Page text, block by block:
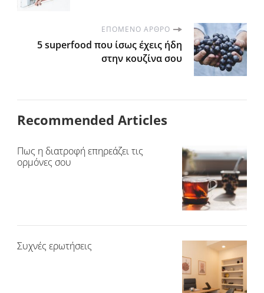
ΕΠΌΜΕΝΟ ΆΡΘΡΟ
5 superfood που ίσως έχεις ήδη
στην κουζίνα σου
Recommended Articles
Πως η διατροφή επηρεάζει τις
ορμόνες σου
Συχνές ερωτήσεις